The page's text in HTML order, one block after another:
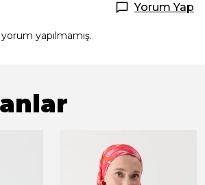
Yorum Yap
yapılmamış.